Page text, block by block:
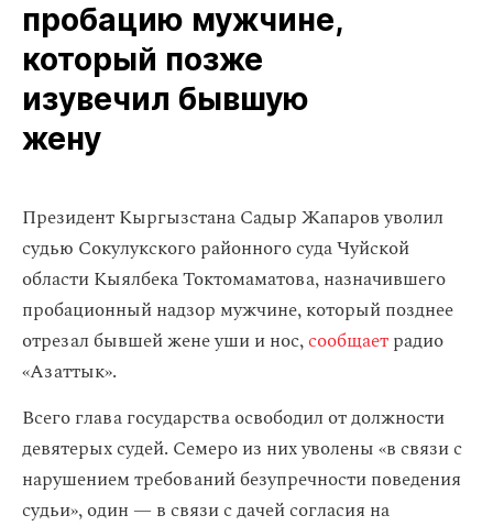
пробацию мужчине,
который позже
изувечил бывшую
жену
Президент Кыргызстана Садыр Жапаров уволил
судью Сокулукского районного суда Чуйской
области Кыялбека Токтомаматова, назначившего
пробационный надзор мужчине, который позднее
отрезал бывшей жене уши и нос,сообщаетрадио
«Азаттык».
Всего глава государства освободил от должности
девятерых судей. Семеро из них уволены «в связи с
нарушением требований безупречности поведения
судьи», один — в связи с дачей согласия на